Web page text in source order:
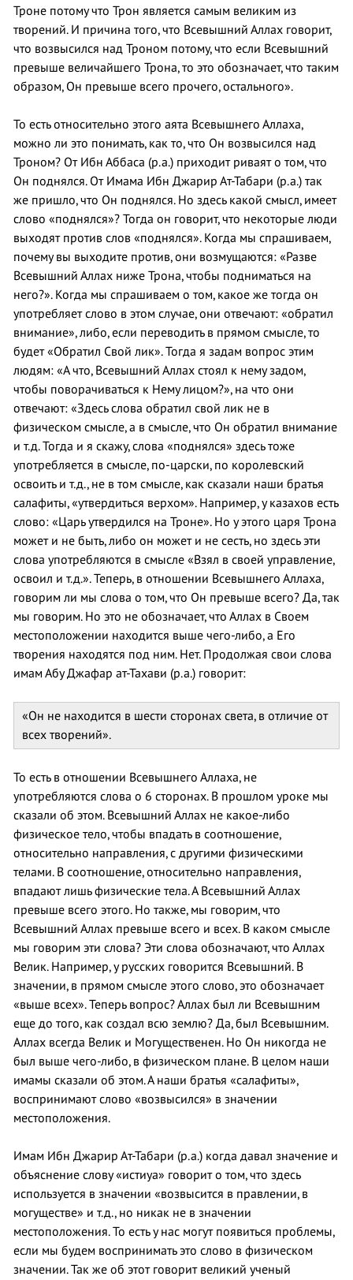
Троне потому что Трон является самым великим из
творений. И причина того, что Всевышний Аллах говорит,
что возвысился над Троном потому, что если Всевышний
превыше величайшего Трона, то это обозначает, что таким
образом, Он превыше всего прочего, остального».
То есть относительно этого аята Всевышнего Аллаха,
можно ли это понимать, как то, что Он возвысился над
Троном? От Ибн Аббаса (р.а.) приходит риваят о том, что
Он поднялся. От Имама Ибн Джарир Ат-Табари (р.а.) так
же пришло, что Он поднялся. Но здесь какой смысл, имеет
слово «поднялся»? Тогда он говорит, что некоторые люди
выходят против слов «поднялся». Когда мы спрашиваем,
почему вы выходите против, они возмущаются: «Разве
Всевышний Аллах ниже Трона, чтобы подниматься на
него?». Когда мы спрашиваем о том, какое же тогда он
употребляет слово в этом случае, они отвечают: «обратил
внимание», либо, если переводить в прямом смысле, то
будет «Обратил Свой лик». Тогда я задам вопрос этим
людям: «А что, Всевышний Аллах стоял к нему задом,
чтобы поворачиваться к Нему лицом?», на что они
отвечают: «Здесь слова обратил свой лик не в
физическом смысле, а в смысле, что Он обратил внимание
и т.д. Тогда и я скажу, слова «поднялся» здесь тоже
употребляется в смысле, по-царски, по королевский
освоить и т.д., не в том смысле, как сказали наши братья
салафиты, «утвердиться верхом». Например, у казахов есть
слово: «Царь утвердился на Троне». Но у этого царя Трона
может и не быть, либо он может и не сесть, но здесь эти
слова употребляются в смысле «Взял в своей управление,
освоил и т.д.». Теперь, в отношении Всевышнего Аллаха,
говорим ли мы слова о том, что Он превыше всего? Да, так
мы говорим. Но это не обозначает, что Аллах в Своем
местоположении находится выше чего-либо, а Его
творения находятся под ним. Нет. Продолжая свои слова
имам Абу Джафар ат-Тахави (р.а.) говорит:
«Он не находится в шести сторонах света, в отличие от
всех творений».
То есть в отношении Всевышнего Аллаха, не
употребляются слова о 6 сторонах. В прошлом уроке мы
сказали об этом. Всевышний Аллах не какое-либо
физическое тело, чтобы впадать в соотношение,
относительно направления, с другими физическими
телами. В соотношение, относительно направления,
впадают лишь физические тела. А Всевышний Аллах
превыше всего этого. Но также, мы говорим, что
Всевышний Аллах превыше всего и всех. В каком смысле
мы говорим эти слова? Эти слова обозначают, что Аллах
Велик. Например, у русских говорится Всевышний. В
значении, в прямом смысле этого слово, это обозначает
«выше всех». Теперь вопрос? Аллах был ли Всевышним
еще до того, как создал всю землю? Да, был Всевышним.
Аллах всегда Велик и Могущественен. Но Он никогда не
был выше чего-либо, в физическом плане. В целом наши
имамы сказали об этом. А наши братья «салафиты»,
воспринимают слово «возвысился» в значении
местоположения.
Имам Ибн Джарир Ат-Табари (р.а.) когда давал значение и
объяснение слову «истиуа» говорит о том, что здесь
используется в значении «возвысится в правлении, в
могуществе» и т.д., но никак не в значении
местоположения. То есть у нас могут появиться проблемы,
если мы будем воспринимать это слово в физическом
значении. Так же об этот говорит великий ученый